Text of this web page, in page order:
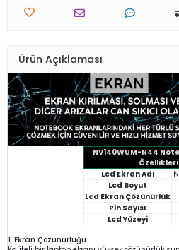
Ürün Açıklaması
NV140WUM-N44
Özellikleri
Lcd Ekran Adı
Lcd Boyut
Lcd Ekran Çözünürlük
Pin Sayısı
Lcd Yüzeyi
1. Ekran Çözünürlüğü